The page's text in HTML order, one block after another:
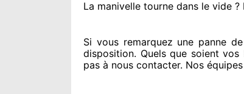
La manivelle tourne dans le vide
Si vous remarquez une panne
disposition. Quels que soient vos
pas à nous contacter. Nos équipes